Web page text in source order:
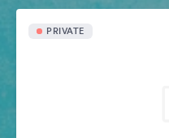
PRIVATE